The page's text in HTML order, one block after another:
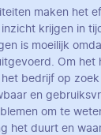
maken het
krijgen in
is moeilijk
Om het
bedrijf op
en
om te
het duurt en